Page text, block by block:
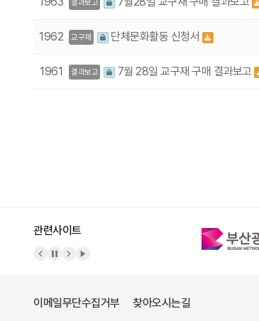
결과보고
1962 교구재 단체문화활동 신청서
1961 결과보고 7월 28일 교구재 구매 결과보고
관련사이트
이메일무단수집거부 찾아오시는길